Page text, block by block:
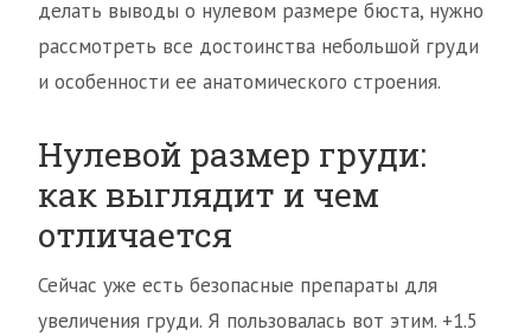
делать выводы о нулевом размере бюста, нужно
рассмотреть все достоинства небольшой груди
и особенности ее анатомического строения.
Нулевой размер груди:
как выглядит и чем
отличается
Сейчас уже есть безопасные препараты для
увеличения груди. Я пользовалась вот этим. +1.5